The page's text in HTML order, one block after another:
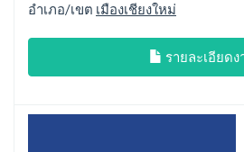
อำเภอ/เขต เมืองเชียงใหม่
รายละเอียดง